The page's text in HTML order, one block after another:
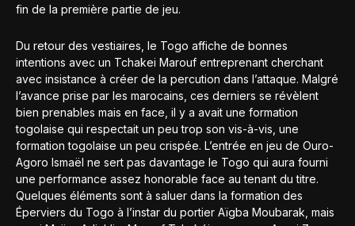
fin de la première partie de jeu.
Du retour des vestiaires, le Togo affiche de bonnes
intentions avec un Tchakei Marouf entreprenant cherchant
avec insistance à créer de la percution dans l’attaque. Malgré
l’avance prise par les marocains, ces derniers se révèlent
bien prenables mais en face, il y a avait une formation
togolaise qui respectait un peu trop son vis-à-vis, une
formation togolaise un peu crispée. L’entrée en jeu de Ouro-
Agoro Ismaël ne sert pas davantage le Togo qui aura fourni
une performance assez honorable face au tenant du titre.
Quelques éléments sont à saluer dans la formation des
Éperviers du Togo à l’instar du portier Aïgba Moubarak, mais